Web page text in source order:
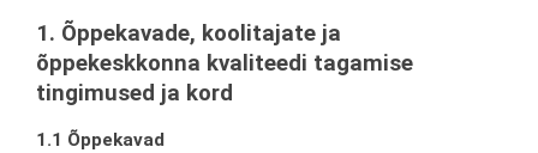
1. Õppekavade, koolitajate ja
õppekeskkonna kvaliteedi tagamise
tingimused ja kord
1.1 Õppekavad